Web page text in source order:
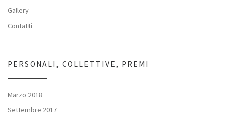
Gallery
Contatti
PERSONALI, COLLETTIVE, PREMI
Marzo 2018
Settembre 2017